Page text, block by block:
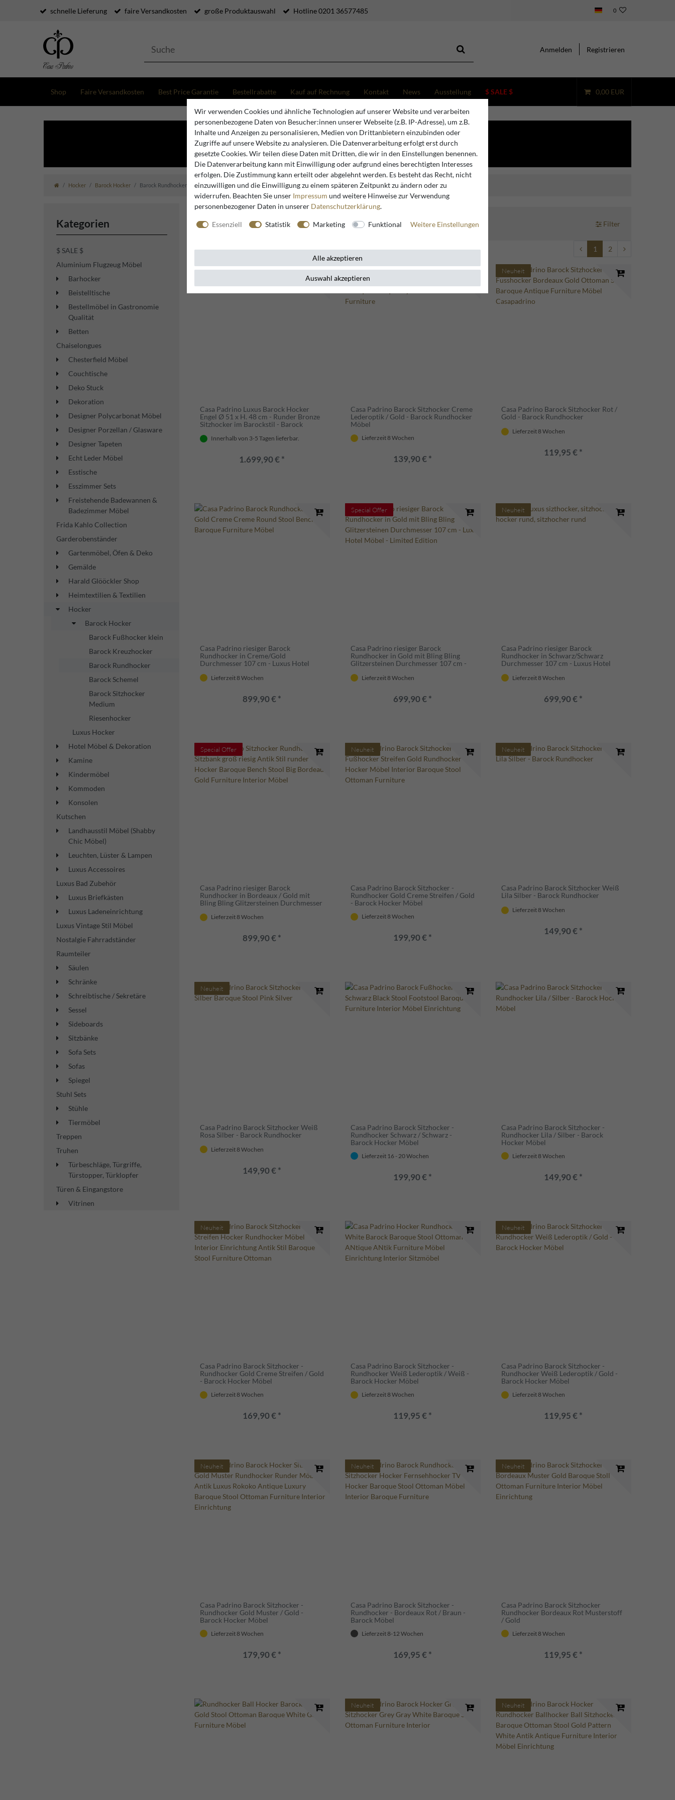
schnelle Lieferung faire Versandkosten große Produktauswahl Hotline 0201 36577485 0
Anmelden Registrieren
Shop Faire Versandkosten Best Price Garantie Bestellrabatte Kauf auf Rechnung Kontakt News Ausstellung $ SALE $ 0,00 EUR
Barock Rundhocker
Hocker Barock Hocker Barock Rundhocker
Kategorien
$ SALE $
Aluminium Flugzeug Möbel
Barhocker
Beistelltische
Bestellmöbel in Gastronomie
Qualität
Betten
Chaiselongues
Chesterfield Möbel
Couchtische
Deko Stuck
Dekoration
Designer Polycarbonat Möbel
Designer Porzellan / Glasware
Designer Tapeten
Echt Leder Möbel
Esstische
Esszimmer Sets
Freistehende Badewannen &
Badezimmer Möbel
Frida Kahlo Collection
Garderobenständer
Gartenmöbel, Öfen & Deko
Gemälde
Harald Glööckler Shop
Heimtextilien & Textilien
Hocker
Barock Hocker
Barock Fußhocker klein
Barock Kreuzhocker
Barock Rundhocker
Barock Schemel
Barock Sitzhocker
Medium
Riesenhocker
Luxus Hocker
Hotel Möbel & Dekoration
Kamine
Kindermöbel
Kommoden
Konsolen
Kutschen
Landhausstil Möbel (Shabby
Chic Möbel)
Leuchten, Lüster & Lampen
Luxus Accessoires
Luxus Bad Zubehör
Luxus Briefkästen
Luxus Ladeneinrichtung
Luxus Vintage Stil Möbel
Nostalgie Fahrradständer
Raumteiler
Säulen
Schränke
Schreibtische / Sekretäre
Sessel
Sideboards
Sitzbänke
Sofa Sets
Sofas
Spiegel
Stuhl Sets
Stühle
Tiermöbel
Treppen
Truhen
Türbeschläge, Türgriffe,
Türstopper, Türklopfer
Türen & Eingangstore
Vitrinen
Filter
1 2
Neuheit
Casa Padrino Luxus Barock Hocker
Engel Ø 51 x H. 48 cm - Runder Bronze
Sitzhocker im Barockstil - Barock
Innerhalb von 3-5 Tagen lieferbar.
1.699,90 € *
Neuheit
Casa Padrino Barock Sitzhocker Creme
Lederoptik / Gold - Barock Rundhocker
Möbel
Lieferzeit 8 Wochen
139,90 € *
Neuheit
Casa Padrino Barock Sitzhocker Rot /
Gold - Barock Rundhocker
Lieferzeit 8 Wochen
119,95 € *
Casa Padrino riesiger Barock
Rundhocker in Creme/Gold
Durchmesser 107 cm - Luxus Hotel
Lieferzeit 8 Wochen
899,90 € *
Special Offer
Casa Padrino riesiger Barock
Rundhocker in Gold mit Bling Bling
Glitzersteinen Durchmesser 107 cm -
Lieferzeit 8 Wochen
699,90 € *
Neuheit
Casa Padrino riesiger Barock
Rundhocker in Schwarz/Schwarz
Durchmesser 107 cm - Luxus Hotel
Lieferzeit 8 Wochen
699,90 € *
Special Offer
Casa Padrino riesiger Barock
Rundhocker in Bordeaux / Gold mit
Bling Bling Glitzersteinen Durchmesser
EditionLieferzeit 8 Wochen
899,90 € *
Neuheit
Casa Padrino Barock Sitzhocker -
Rundhocker Gold Creme Streifen / Gold
- Barock Hocker Möbel
Lieferzeit 8 Wochen
199,90 € *
Neuheit
Casa Padrino Barock Sitzhocker Weiß
Lila Silber - Barock Rundhocker
Lieferzeit 8 Wochen
149,90 € *
Neuheit
Casa Padrino Barock Sitzhocker Weiß
Rosa Silber - Barock Rundhocker
Lieferzeit 8 Wochen
149,90 € *
Casa Padrino Barock Sitzhocker -
Rundhocker Schwarz / Schwarz -
Barock Hocker Möbel
Lieferzeit 16 - 20 Wochen
199,90 € *
Casa Padrino Barock Sitzhocker -
Rundhocker Lila / Silber - Barock
Hocker Möbel
Lieferzeit 8 Wochen
149,90 € *
Neuheit
Casa Padrino Barock Sitzhocker -
Rundhocker Gold Creme Streifen / Gold
- Barock Hocker Möbel
Lieferzeit 8 Wochen
169,90 € *
Casa Padrino Barock Sitzhocker -
Rundhocker Weiß Lederoptik / Weiß -
Barock Hocker Möbel
Lieferzeit 8 Wochen
119,95 € *
Neuheit
Casa Padrino Barock Sitzhocker -
Rundhocker Weiß Lederoptik / Gold -
Barock Hocker Möbel
Lieferzeit 8 Wochen
119,95 € *
Neuheit
Casa Padrino Barock Sitzhocker -
Rundhocker Gold Muster / Gold -
Barock Hocker Möbel
Lieferzeit 8 Wochen
179,90 € *
Neuheit
Casa Padrino Barock Sitzhocker -
Rundhocker - Bordeaux Rot / Braun -
Barock Möbel
Lieferzeit 8-12 Wochen
169,95 € *
Neuheit
Casa Padrino Barock Sitzhocker
Rundhocker Bordeaux Rot Musterstoff
/ Gold
Lieferzeit 8 Wochen
119,95 € *
Neuheit Neuheit
Wir verwenden Cookies und ähnliche Technologien auf unserer Website und verarbeiten
personenbezogene Daten von Besucher:innen unserer Webseite (z.B. IP-Adresse), um z.B.
Inhalte und Anzeigen zu personalisieren, Medien von Drittanbietern einzubinden oder
Zugriffe auf unsere Website zu analysieren. Die Datenverarbeitung erfolgt erst durch
gesetzte Cookies. Wir teilen diese Daten mit Dritten, die wir in den Einstellungen benennen.
Die Datenverarbeitung kann mit Einwilligung oder aufgrund eines berechtigten Interesses
erfolgen. Die Zustimmung kann erteilt oder abgelehnt werden. Es besteht das Recht, nicht
einzuwilligen und die Einwilligung zu einem späteren Zeitpunkt zu ändern oder zu
widerrufen. Beachten Sie unser Impressum und weitere Hinweise zur Verwendung
personenbezogener Daten in unserer Daten­schutz­erklärung.
Essenziell Statistik Marketing Funktional Weitere Einstellungen
Alle akzeptieren
Auswahl akzeptieren